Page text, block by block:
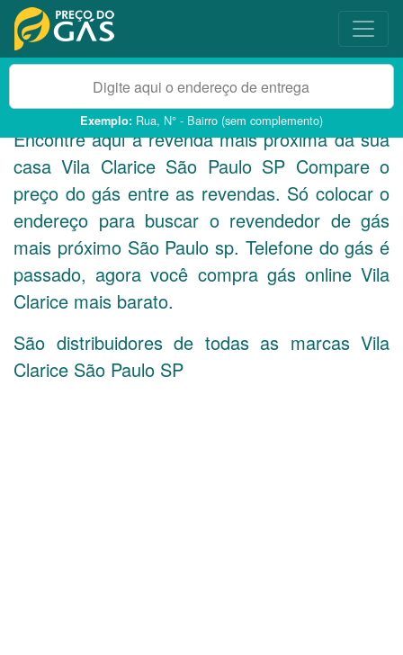
Exemplo: Rua, N° - Bairro (sem complemento)
Encontre aqui a revenda mais próxima da sua
casa Vila Clarice São Paulo SP Compare o
preço do gás entre as revendas. Só colocar o
endereço para buscar o revendedor de gás
mais próximo São Paulo sp. Telefone do gás é
passado, agora você compra gás online Vila
Clarice mais barato.
São distribuidores de todas as marcas Vila
Clarice São Paulo SP